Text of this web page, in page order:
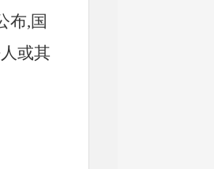
布,国
或其